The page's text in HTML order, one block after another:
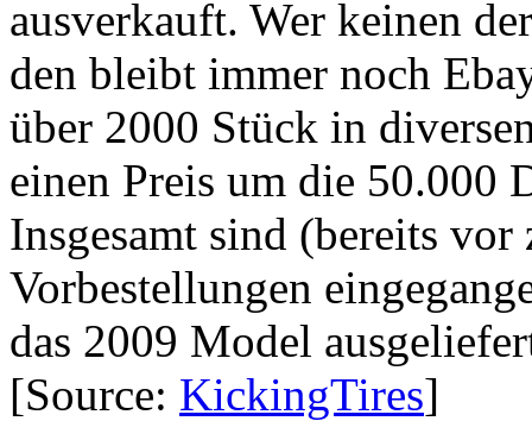
ausverkauft. Wer keinen
den bleibt immer noch
über 2000 Stück in
einen Preis um die 50.000
Insgesamt sind (bereits
Vorbestellungen
das 2009 Model
[Source: KickingTires]